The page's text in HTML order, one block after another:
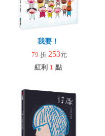
(二版)
我要！
79 折 253元
紅利 1 點